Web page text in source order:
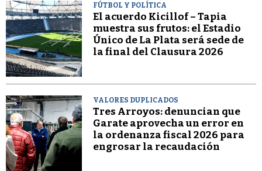
FÚTBOL Y POLÍTICA
El acuerdo Kicillof – Tapia
muestra sus frutos: el Estadio
Único de La Plata será sede de
la final del Clausura 2026
VALORES DUPLICADOS
Tres Arroyos: denuncian que
Garate aprovecha un error en
la ordenanza fiscal 2026 para
engrosar la recaudación